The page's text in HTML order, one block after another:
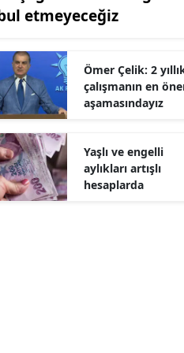
etmeyeceğiz
Ömer Çelik: 2
çalışmanın en
aşamasındayız
Yaşlı ve engelli
aylıkları artışlı
hesaplarda